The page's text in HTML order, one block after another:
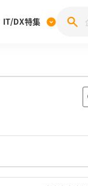
記投稿キャンペーン
就職ブランド調査
IT/DX特集